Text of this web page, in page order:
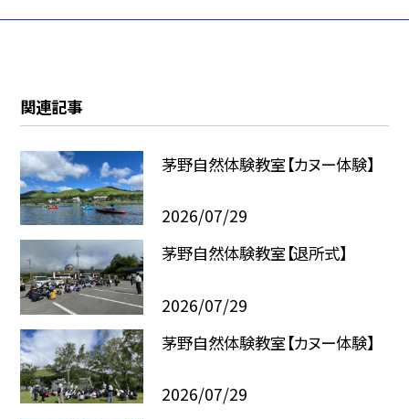
関連記事
茅野自然体験教室【カヌー体験】
2026/07/29
茅野自然体験教室【退所式】
2026/07/29
茅野自然体験教室【カヌー体験】
2026/07/29